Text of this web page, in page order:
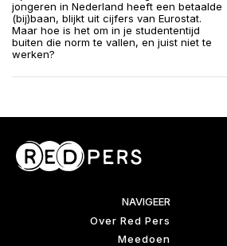
jongeren in Nederland heeft een betaalde
(bij)baan, blijkt uit cijfers van Eurostat.
Maar hoe is het om in je studententijd
buiten die norm te vallen, en juist niet te
werken?
NAVIGEER
Over Red Pers
Meedoen